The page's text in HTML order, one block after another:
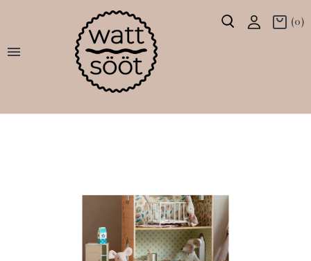

(0)